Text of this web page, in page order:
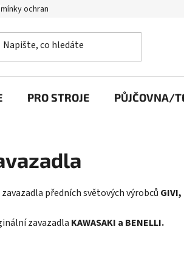
ochrany osobních údajů
PRO STROJE PŮJČOVNA/
předních světových výrobců GIVI,
zavazadla KAWASAKI a BENELLI.